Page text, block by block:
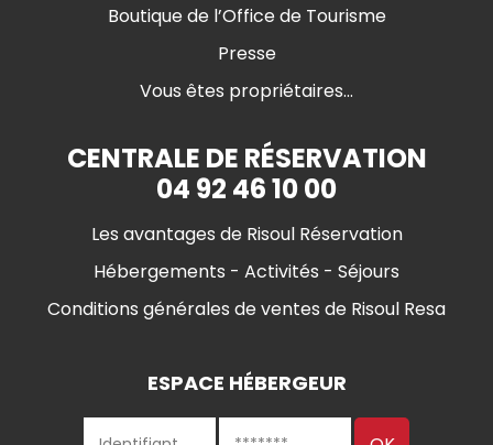
Boutique de l’Office de Tourisme
Presse
Vous êtes propriétaires...
CENTRALE DE RÉSERVATION
04 92 46 10 00
Les avantages de Risoul Réservation
Hébergements - Activités - Séjours
Conditions générales de ventes de Risoul Resa
ESPACE HÉBERGEUR